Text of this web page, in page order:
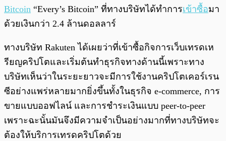
Bitcoin “Every’s Bitcoin” ที่ทางบริษัทได้ทำการเข้าซื้อมา
ด้วยเงินกว่า 2.4 ล้านดอลลาร์
ทางบริษัท Rakuten ได้เผยว่าที่เข้าซื้อกิจการเว็บเทรดเห
รียญคริปโตและเริ่มต้นทำธุรกิจทางด้านนี้เพราะทาง
บริษัทเห็นว่าในระยะยาวจะมีการใช้งานคริปโตเคอร์เรน
ซีอย่างแพร่หลายมากยิ่งขึ้นทั้งในธุรกิจ e-commerce, การ
ขายแบบออฟไลน์ และการชำระเงินแบบ peer-to-peer
เพราะฉะนั้นมันจึงมีความจำเป็นอย่างมากที่ทางบริษัทจะ
ต้องให้บริการเทรดคริปโตด้วย